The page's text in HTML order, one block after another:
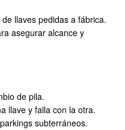
llaves pedidas a fábrica.
asegurar alcance y
de pila.
llave y falla con la otra.
subterráneos.